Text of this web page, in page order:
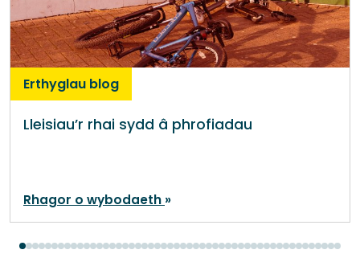
Erthyglau blog
Lleisiau’r rhai sydd â phrofiadau
Rhagor o wybodaeth